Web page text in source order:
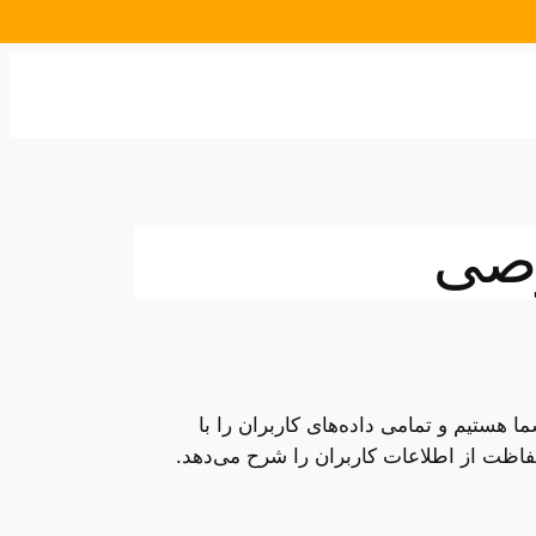
و تمامی داده‌های کاربران را با
از اطلاعات کاربران را شرح می‌دهد.